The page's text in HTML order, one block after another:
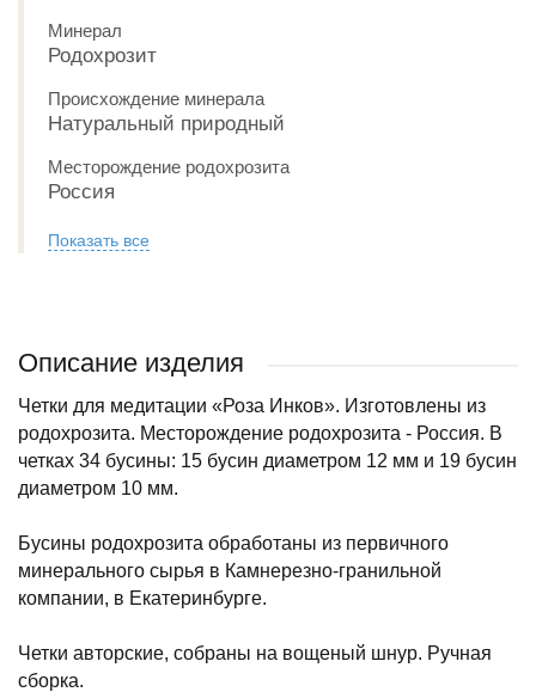
Минерал
Родохрозит
Происхождение минерала
Натуральный природный
Месторождение родохрозита
Россия
Показать все
Описание изделия
Четки для медитации «Роза Инков». Изготовлены из
родохрозита. Месторождение родохрозита - Россия. В
четках 34 бусины: 15 бусин диаметром 12 мм и 19 бусин
диаметром 10 мм.
Бусины родохрозита обработаны из первичного
минерального сырья в Камнерезно-гранильной
компании, в Екатеринбурге.
Четки авторские, собраны на вощеный шнур. Ручная
сборка.